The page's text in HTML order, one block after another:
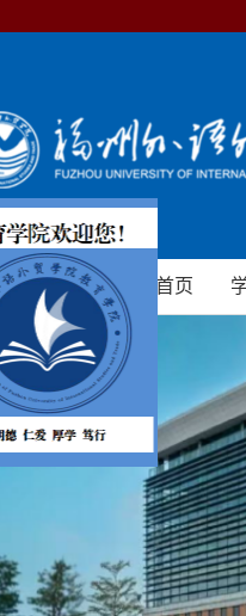
学校首页 网站首页